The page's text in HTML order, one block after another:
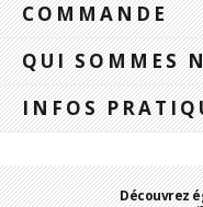
COMMANDE
QUI SOMMES
INFOS
Découvrez